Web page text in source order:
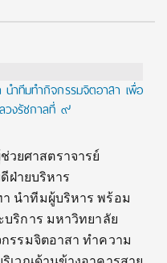
ำทีมทำกิจกรรมจิตอาสา เพื่อ
วงรัชกาลที่ ๙
ช่วยศาสตราจารย์
ฝ่ายบริหาร
นำทีมผู้บริหาร พร้อม
ริการ มหาวิทยาลัย
รรมจิตอาสา ทำความ